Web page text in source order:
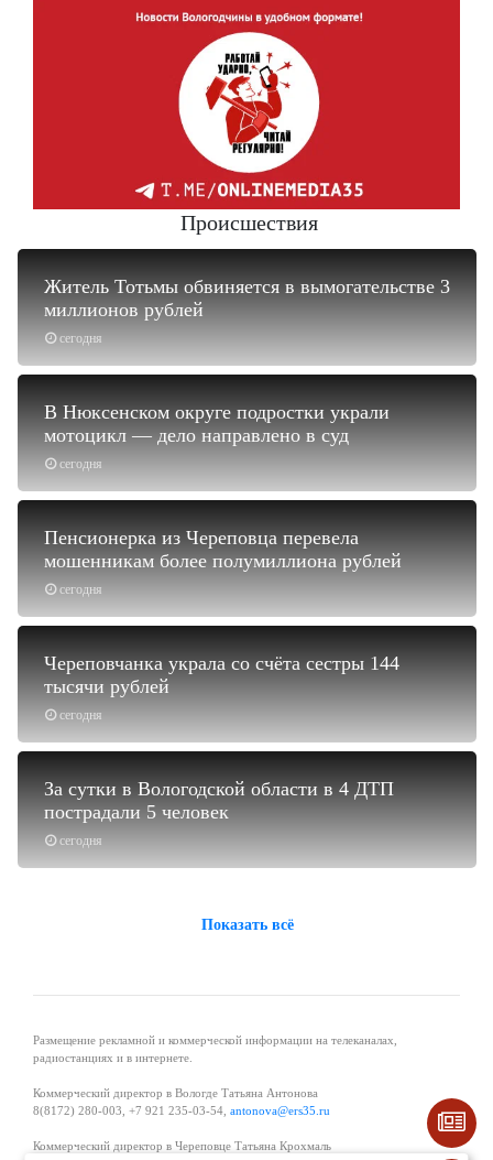
Происшествия
сегодня
Житель Тотьмы обвиняется в вымогательстве 3
миллионов рублей
сегодня
В Нюксенском округе подростки украли
мотоцикл — дело направлено в суд
сегодня
Пенсионерка из Череповца перевела
мошенникам более полумиллиона рублей
сегодня
Череповчанка украла со счёта сестры 144
тысячи рублей
сегодня
За сутки в Вологодской области в 4 ДТП
пострадали 5 человек
Показать всё
Размещение рекламной и коммерческой информации на телеканалах,
радиостанциях и в интернете.
Коммерческий директор в Вологде Татьяна Антонова
8(8172) 280-003, +7 921 235-03-54, antonova@ers35.ru
Коммерческий директор в Череповце Татьяна Крохмаль